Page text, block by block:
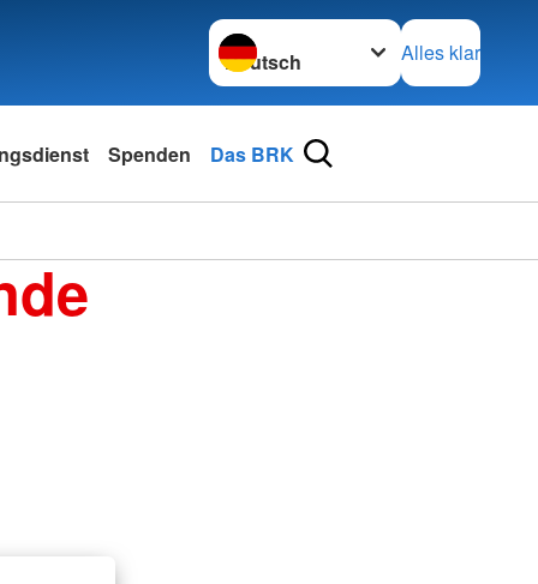
Sprache wechseln zu
Alles klar
Spenden Das BRK